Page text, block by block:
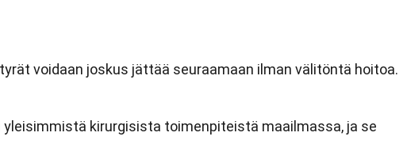
voidaan joskus jättää seuraamaan ilman välitöntä hoitoa.
yleisimmistä kirurgisista toimenpiteistä maailmassa, ja se